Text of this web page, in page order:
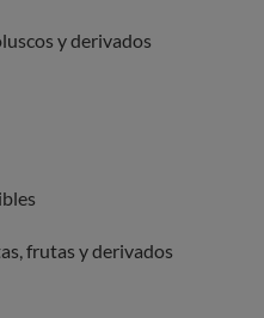
y derivados
frutas y derivados